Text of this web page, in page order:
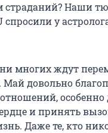
страданий? Наши
спросили у
многих ждут
довольно
особенно
и принять
Даже те, кто